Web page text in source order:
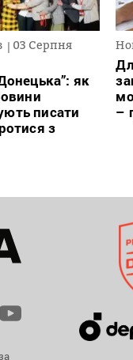
03 Серпня
як
писати
з
–